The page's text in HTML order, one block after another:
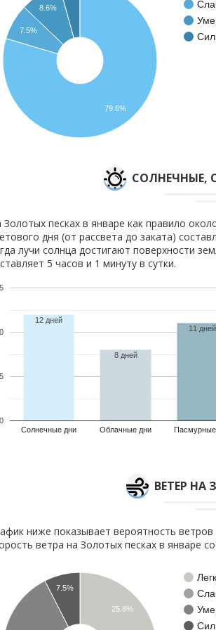
8.6%
7.5%
79.6%
CОЛНЕЧНЫЕ,
Золотых песках в январе как правило
дня (от рассвета до заката)
лучи солнца достигают поверхности
5 часов и 1 минуту в сутки.
Солнечные дни Облачные дни
0
5
12 дней
8 дней
11 дней
ВЕТЕР НА
ниже показывает вероятность
ветра на Золотых песках в январе
25.8%
7.5%